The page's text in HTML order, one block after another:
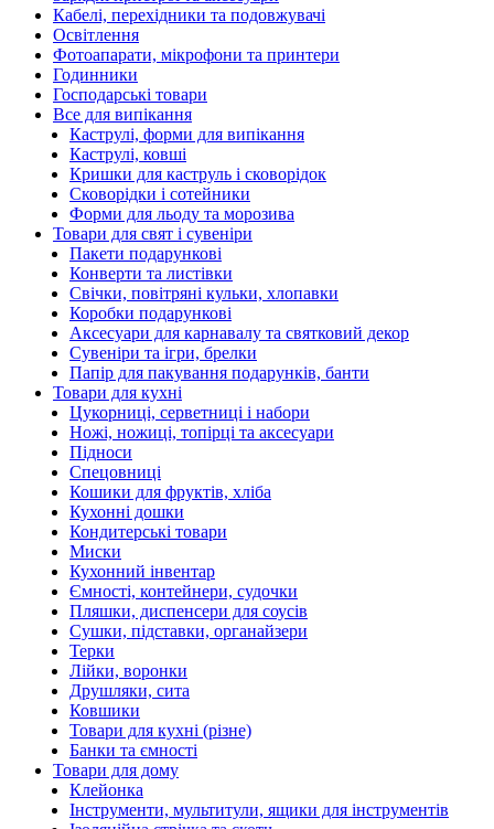
Кабелі, перехідники та подовжувачі
Освітлення
Фотоапарати, мікрофони та принтери
Годинники
Господарські товари
Все для випікання
Каструлі, форми для випікання
Каструлі, ковші
Кришки для каструль і сковорідок
Сковорідки і сотейники
Форми для льоду та морозива
Товари для свят і сувеніри
Пакети подарункові
Конверти та листівки
Свічки, повітряні кульки, хлопавки
Коробки подарункові
Аксесуари для карнавалу та святковий декор
Сувеніри та ігри, брелки
Папір для пакування подарунків, банти
Товари для кухні
Цукорниці, серветниці і набори
Ножі, ножиці, топірці та аксесуари
Підноси
Спецовниці
Кошики для фруктів, хліба
Кухонні дошки
Кондитерські товари
Миски
Кухонний інвентар
Ємності, контейнери, судочки
Пляшки, диспенсери для соусів
Сушки, підставки, органайзери
Терки
Лійки, воронки
Друшляки, сита
Ковшики
Товари для кухні (різне)
Банки та ємності
Товари для дому
Клейонка
Інструменти, мультитули, ящики для інструментів